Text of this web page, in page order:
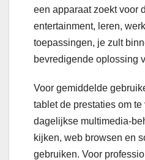
een apparaat zoekt voor
entertainment, leren,
toepassingen, je zult
bevredigende oplossing
Voor gemiddelde
tablet de prestaties om
dagelijkse multimedia-
kijken, web browsen en
gebruiken. Voor